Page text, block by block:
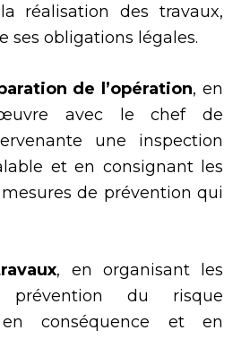
réalisation des travaux,
ses obligations légales.
de l’opération, en
avec le chef de
une inspection
et en consignant les
de prévention qui
, en organisant les
prévention du risque
en conséquence et en